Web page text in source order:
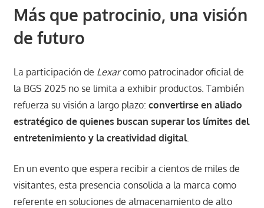
Más que patrocinio, una visión
de futuro
La participación de Lexarcomo patrocinador oficial de
la BGS 2025 no se limita a exhibir productos. También
refuerza su visión a largo plazo: convertirse en aliado
estratégico de quienes buscan superar los límites del
entretenimiento y la creatividad digital.
En un evento que espera recibir a cientos de miles de
visitantes, esta presencia consolida a la marca como
referente en soluciones de almacenamiento de alto